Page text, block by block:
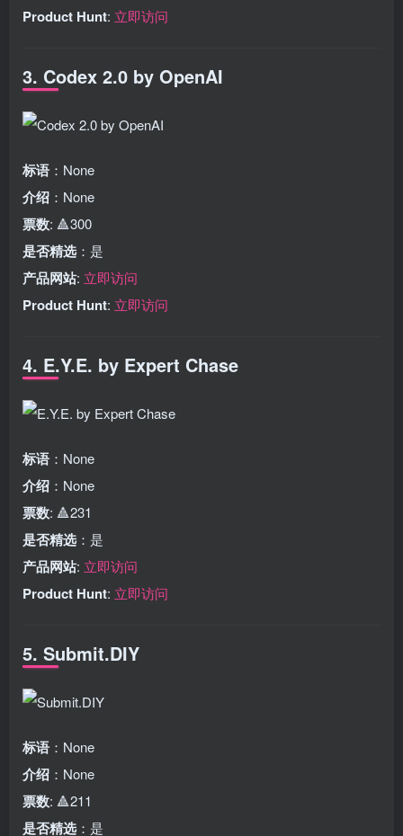
Product Hunt: 立即访问
3. Codex 2.0 by OpenAI
标语 ：None
介绍 ：None
票数: 🔺300
是否精选 ：是
产品网站: 立即访问
Product Hunt: 立即访问
4. E.Y.E. by Expert Chase
标语 ：None
介绍 ：None
票数: 🔺231
是否精选 ：是
产品网站: 立即访问
Product Hunt: 立即访问
5. Submit.DIY
标语 ：None
介绍 ：None
票数: 🔺211
是否精选 ：是